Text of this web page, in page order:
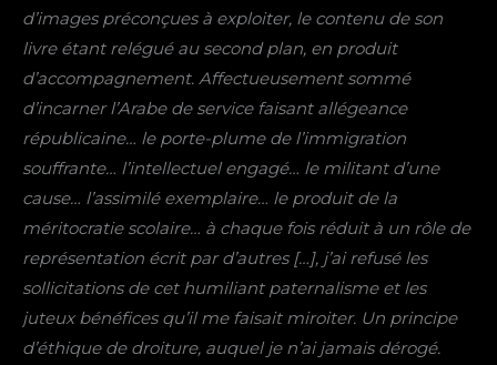
d’images préconçues à exploiter, le contenu de son
livre étant relégué au second plan, en produit
d’accompagnement. Affectueusement sommé
d’incarner l’Arabe de service faisant allégeance
républicaine… le porte-plume de l’immigration
souffrante… l’intellectuel engagé… le militant d’une
cause… l’assimilé exemplaire… le produit de la
méritocratie scolaire… à chaque fois réduit à un rôle de
représentation écrit par d’autres […], j’ai refusé les
sollicitations de cet humiliant paternalisme et les
juteux bénéfices qu’il me faisait miroiter. Un principe
d’éthique de droiture, auquel je n’ai jamais dérogé.